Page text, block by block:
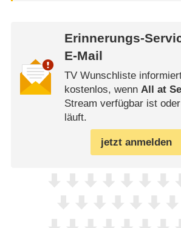
Erinnerungs-
E-Mail
TV Wunschliste
kostenlos, wenn All at
Stream verfügbar ist
läuft.
jetzt anmelden